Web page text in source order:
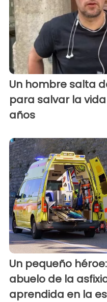
Un hombre salta
para salvar la
años
Un pequeño
abuelo de la
aprendida en la